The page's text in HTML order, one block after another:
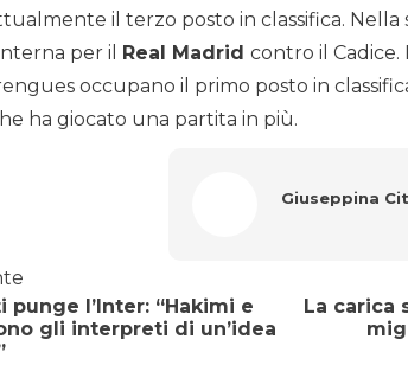
il terzo posto in classifica. Nella
per il
Real Madrid contro il Cadice.
occupano il primo posto in
ha giocato una partita in più.
Giuseppina
punge l’Inter: “Hakimi e
gli interpreti di un’idea
La carica